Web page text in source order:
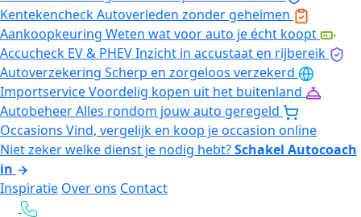
KentekencheckAutoverleden zonder geheimen
Aankoopkeuring Weten wat voor auto je écht koopt
Accucheck EV & PHEVInzicht in accustaat en rijbereik
Autoverzekering Scherp en zorgeloos verzekerd
ImportserviceVoordelig kopen uit het buitenland
AutobeheerAlles rondom jouw auto geregeld
Occasions Vind, vergelijk en koop je occasion online
Niet zeker welke dienst je nodig hebt?Schakel Autocoach
in
Inspiratie Over ons Contact